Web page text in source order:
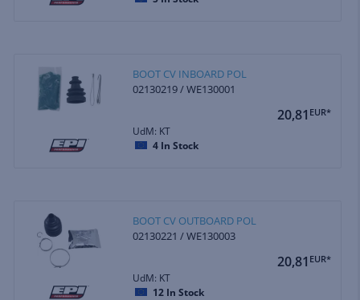
BOOT CV INBOARD POL
02130219 / WE130001
20,81 EUR*
UdM: KT
4 In Stock
BOOT CV OUTBOARD POL
02130221 / WE130003
20,81 EUR*
UdM: KT
12 In Stock